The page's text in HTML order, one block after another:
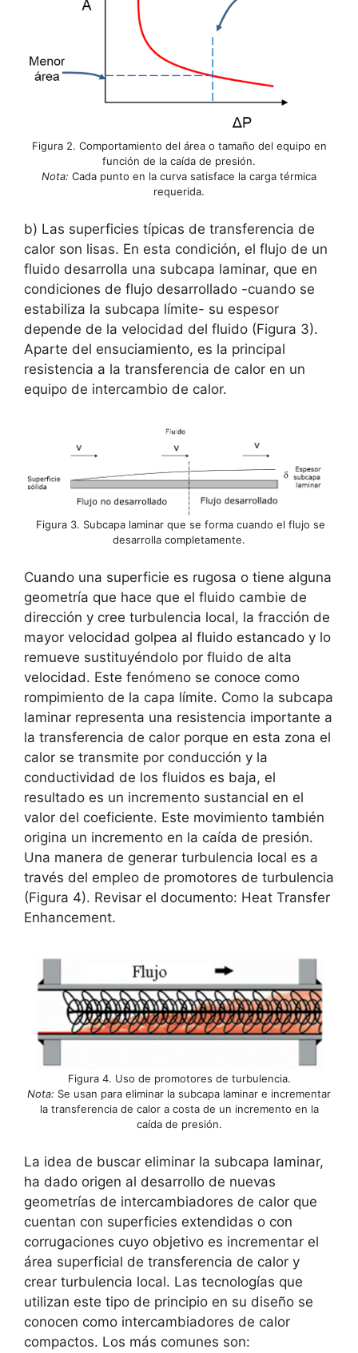
Figura 2. Comportamiento del área o tamaño del equipo en
función de la caída de presión.
Nota: Cada punto en la curva satisface la carga térmica
requerida.
b) Las superficies típicas de transferencia de
calor son lisas. En esta condición, el flujo de un
fluido desarrolla una subcapa laminar, que en
condiciones de flujo desarrollado -cuando se
estabiliza la subcapa límite- su espesor
depende de la velocidad del fluido (Figura 3).
Aparte del ensuciamiento, es la principal
resistencia a la transferencia de calor en un
equipo de intercambio de calor.
Figura 3. Subcapa laminar que se forma cuando el flujo se
desarrolla completamente.
Cuando una superficie es rugosa o tiene alguna
geometría que hace que el fluido cambie de
dirección y cree turbulencia local, la fracción de
mayor velocidad golpea al fluido estancado y lo
remueve sustituyéndolo por fluido de alta
velocidad. Este fenómeno se conoce como
rompimiento de la capa límite. Como la subcapa
laminar representa una resistencia importante a
la transferencia de calor porque en esta zona el
calor se transmite por conducción y la
conductividad de los fluidos es baja, el
resultado es un incremento sustancial en el
valor del coeficiente. Este movimiento también
origina un incremento en la caída de presión.
Una manera de generar turbulencia local es a
través del empleo de promotores de turbulencia
(Figura 4). Revisar el documento: Heat Transfer
Enhancement.
Figura 4. Uso de promotores de turbulencia.
Nota: Se usan para eliminar la subcapa laminar e incrementar
la transferencia de calor a costa de un incremento en la
caída de presión.
La idea de buscar eliminar la subcapa laminar,
ha dado origen al desarrollo de nuevas
geometrías de intercambiadores de calor que
cuentan con superficies extendidas o con
corrugaciones cuyo objetivo es incrementar el
área superficial de transferencia de calor y
crear turbulencia local. Las tecnologías que
utilizan este tipo de principio en su diseño se
conocen como intercambiadores de calor
compactos. Los más comunes son: